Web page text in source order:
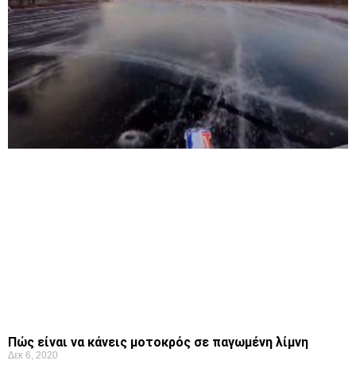
Πώς είναι να κάνεις μοτοκρός σε παγωμένη λίμνη
Δεκ 6, 2020